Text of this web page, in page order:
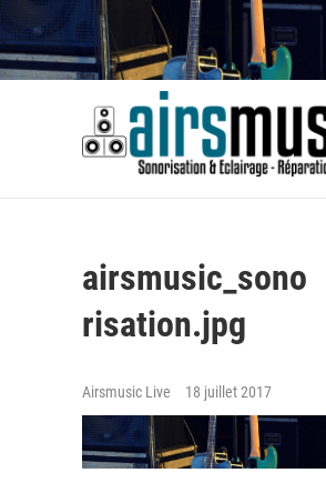
to
content
SONORISATION ÉVÈNEMENTS |
airsmusic_sono
risation.jpg
Airsmusic Live 18 juillet 2017